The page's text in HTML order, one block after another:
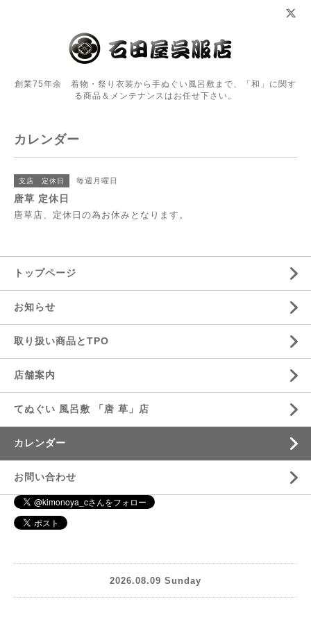
創業75年余 着物・祭り衣装から手ぬぐい風呂敷まで、「和」に関す
る商品＆メンテナンスはお任せ下さい。
カレンダー
支店 定休日 毎週月曜日
唐草 定休日
唐草店、定休日の為お休みとなります。
トップページ
お知らせ
取り扱い商品とTPO
店舗案内
てぬぐい 風呂敷 「唐 草」店
カレンダー
お問い合わせ
2026.08.09 Sunday